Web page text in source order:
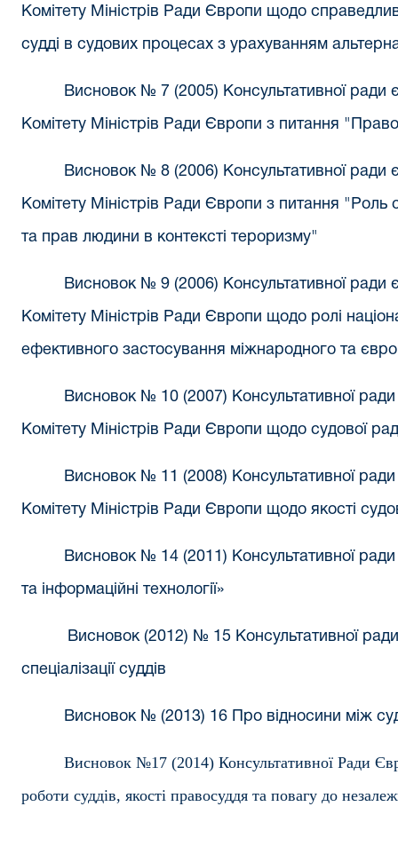
Комітету Міністрів Ради Європи щодо
судді в судових процесах з урахуванням
Висновок № 7 (2005) Консультативної ради
Комітету Міністрів Ради Європи з питання
Висновок № 8 (2006) Консультативної ради
Комітету Міністрів Ради Європи з питання "Роль
та прав людини в контексті тероризму"
Висновок № 9 (2006) Консультативної ради
Комітету Міністрів Ради Європи щодо ролі
ефективного застосування міжнародного та
Висновок № 10 (2007) Консультативної
Комітету Міністрів Ради Європи щодо судової
Висновок № 11 (2008) Консультативної
Комітету Міністрів Ради Європи щодо якості
Висновок № 14 (2011) Консультативної
та інформаційні технології»
Висновок (2012) № 15 Консультативної
спеціалізації суддів
Висновок № (2013) 16 Про відносини між
Висновок №17 (2014) Консультативної Ради
роботи суддів, якості правосуддя та повагу до